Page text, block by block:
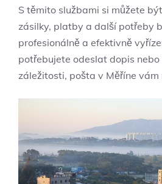
S těmito službami si můžete
zásilky, platby a další potřeby
profesionálně a efektivně
potřebujete odeslat dopis
záležitosti, pošta v Měříne